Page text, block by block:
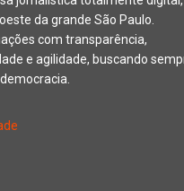
da grande São Paulo.
com transparência,
e agilidade, buscando